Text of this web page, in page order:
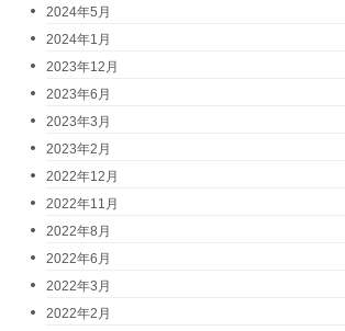
2024年5月
2024年1月
2023年12月
2023年6月
2023年3月
2023年2月
2022年12月
2022年11月
2022年8月
2022年6月
2022年3月
2022年2月